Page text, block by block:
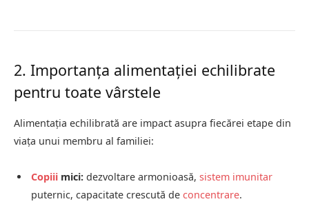
2. Importanța alimentației echilibrate
pentru toate vârstele
Alimentația echilibrată are impact asupra fiecărei etape din
viața unui membru al familiei:
Copiii mici: dezvoltare armonioasă, sistem imunitar
puternic, capacitate crescută de concentrare.